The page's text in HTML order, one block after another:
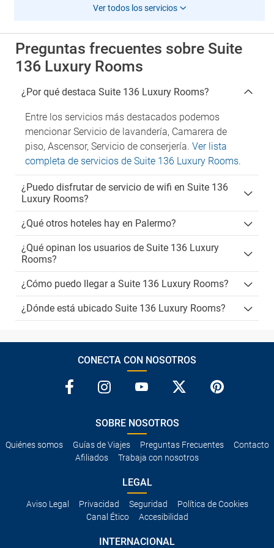
Ver todos los servicios
Preguntas frecuentes sobre Suite
136 Luxury Rooms
¿Por qué destaca Suite 136 Luxury Rooms?
Entre los servicios más destacados podemos
mencionar Servicio de lavandería, Camarera de
piso, Ascensor, Servicio de conserjería. Ver lista
completa de servicios de Suite 136 Luxury Rooms.
¿Puedo disfrutar de servicio de wifi en Suite 136
Luxury Rooms?
¿Qué otros hoteles hay en Palermo?
¿Qué opinan los usuarios de Suite 136 Luxury
Rooms?
¿Cómo puedo llegar a Suite 136 Luxury Rooms?
¿Dónde está ubicado Suite 136 Luxury Rooms?
CONECTA CON NOSOTROS
SOBRE NOSOTROS
Quiénes somos Guías de Viajes Preguntas Frecuentes
Contacto
Afiliados
Trabaja con nosotros
LEGAL
Aviso Legal Privacidad Seguridad
Política de Cookies
Canal Ético
Accesibilidad
INTERNACIONAL